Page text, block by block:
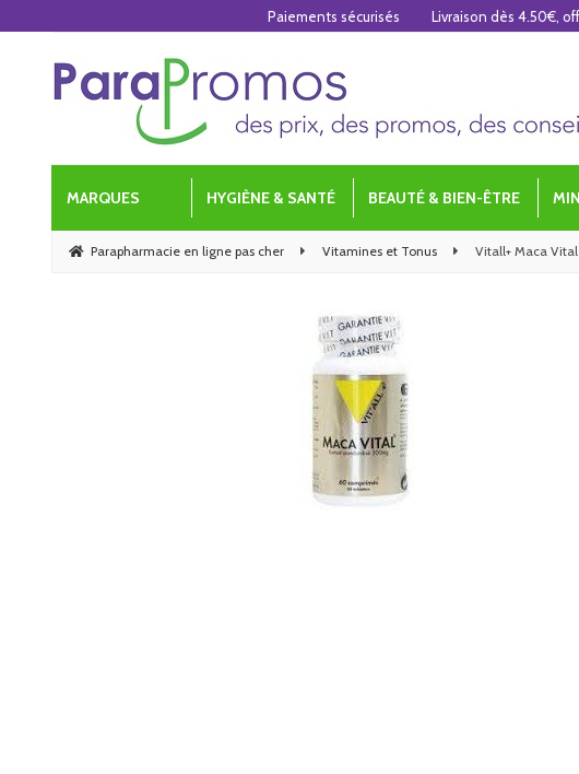
MARQUES HYGIÈNE & SANTÉ BEAUTÉ & BIEN-ÊTRE
Parapharmacie en ligne pas cher Vitamines et Tonus Vitall+ Maca
Paiements sécurisés Livraison dès 4.50€,